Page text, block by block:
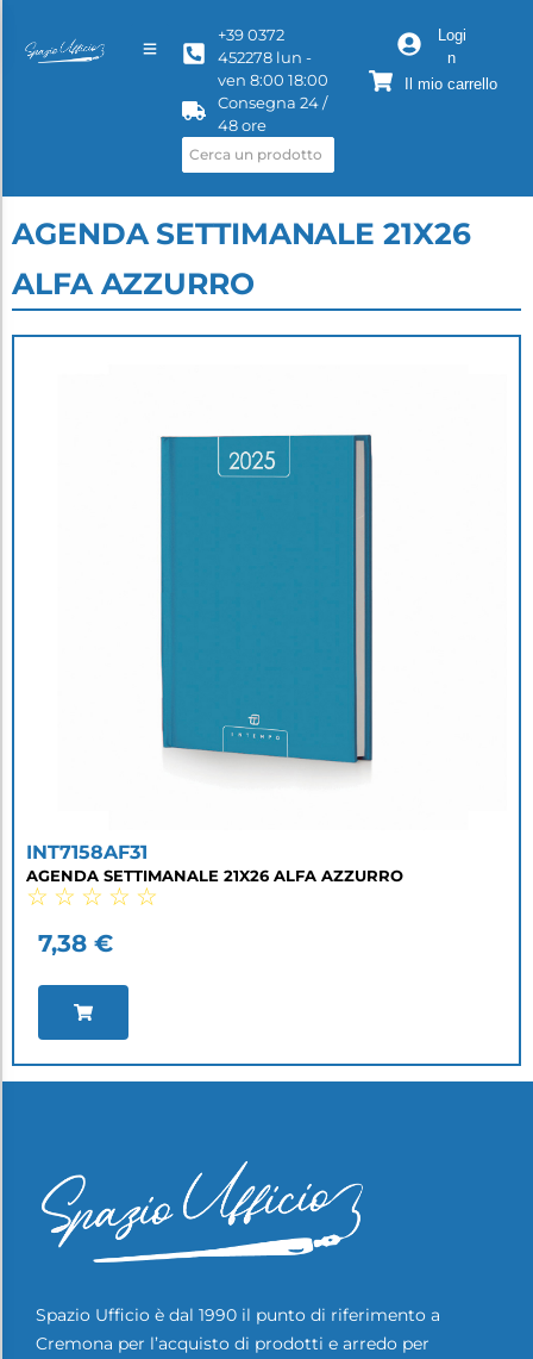
+39 0372
452278 lun -
ven 8:00 18:00
Consegna 24 /
48 ore
Logi
n
Il mio carrello
AGENDA SETTIMANALE 21X26
ALFA AZZURRO
INT7158AF31
AGENDA SETTIMANALE 21X26 ALFA AZZURRO
☆ ☆ ☆ ☆ ☆
7,38 €
Spazio Ufficio è dal 1990 il punto di riferimento a
Cremona per l’acquisto di prodotti e arredo per